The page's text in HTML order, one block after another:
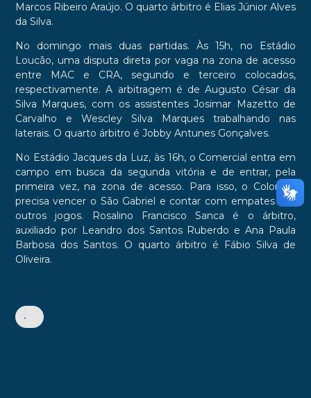
Marcos Ribeiro Araújo. O quarto árbitro é Elias Júnior Alves
da Silva.
No domingo mais duas partidas. Às 15h, no Estádio
Loucão, uma disputa direta por vaga na zona de acesso
entre MAC e CRA, segundo e terceiro colocados,
respectivamente. A arbitragem é de Augusto César da
Silva Marques, com os assistentes Josimar Mazetto de
Carvalho e Wescley Silva Marques trabalhando nas
laterais. O quarto árbitro é Jobby Antunes Gonçalves.
No Estádio Jacques da Luz, às 16h, o Comercial entra em
campo em busca da segunda vitória e de entrar, pela
primeira vez, na zona de acesso. Para isso, o Colorado
precisa vencer o São Gabriel e contar com empates nos
outros jogos. Rosalino Francisco Sanca é o árbitro,
auxiliado por Leandro dos Santos Ruberdo e Ana Paula
Barbosa dos Santos. O quarto árbitro é Fábio Silva de
Oliveira.
•